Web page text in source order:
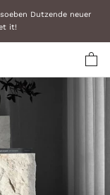
Dutzende neuer
it!